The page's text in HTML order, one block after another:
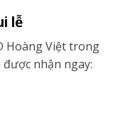
lễ
Hoàng Việt trong
nhận ngay: